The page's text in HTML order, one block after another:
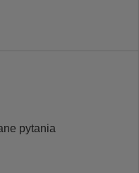
pytania